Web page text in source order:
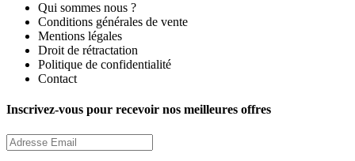
Qui sommes nous ?
Conditions générales de vente
Mentions légales
Droit de rétractation
Politique de confidentialité
Contact
Inscrivez-vous pour recevoir nos meilleures offres